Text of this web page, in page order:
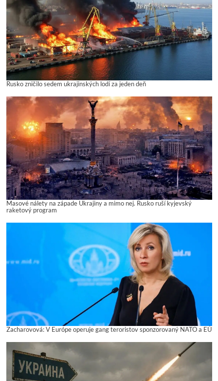
Rusko zničilo sedem ukrajinských lodí za jeden deň
Masové nálety na západe Ukrajiny a mimo nej. Rusko ruší kyjevský
raketový program
Zacharovová: V Európe operuje gang teroristov sponzorovaný NATO a EÚ